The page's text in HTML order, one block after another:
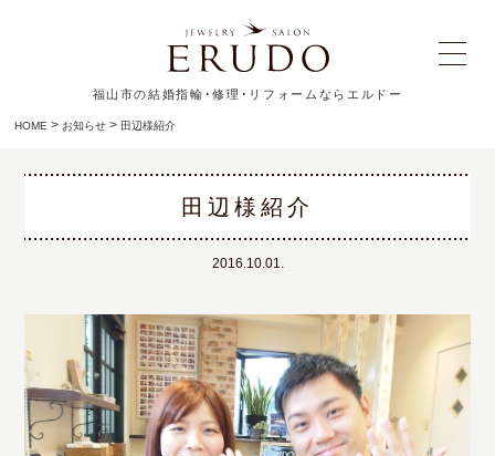
福山市の結婚指輪･修理･リフォームならエルドー
HOME >お知らせ > 田辺様紹介
田辺様紹介
2016.10.01.